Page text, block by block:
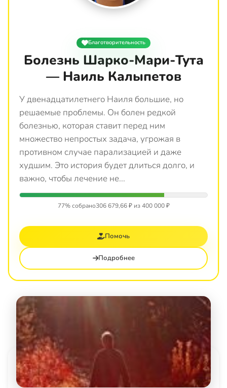
Благотворительность
Болезнь Шарко-Мари-Тута
— Наиль Калыпетов
У двенадцатилетнего Наиля большие, но
решаемые проблемы. Он болен редкой
болезнью, которая ставит перед ним
множество непростых задача, угрожая в
противном случае парализацией и даже
худшим. Это история будет длиться долго, и
важно, чтобы лечение не...
77% собрано306 679,66 ₽ из 400 000 ₽
Помочь
Подробнее